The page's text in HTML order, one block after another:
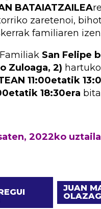
BATAIATZAILEA
zaretenoi,
familiaren
Familiak San Felipe
Zuloaga, 2)
11:00etatik
18:30era
2022ko
JUAN